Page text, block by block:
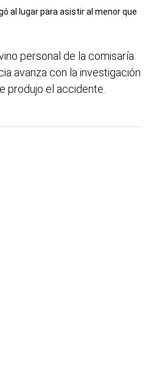
al lugar para asistir al menor que
personal de la comisaría
avanza con la investigación
produjo el accidente.